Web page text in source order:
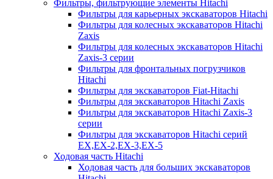
Фильтры, фильтрующие элементы Hitachi
Фильтры для карьерных экскаваторов Hitachi
Фильтры для колесных экскаваторов Hitachi
Zaxis
Фильтры для колесных экскаваторов Hitachi
Zaxis-3 серии
Фильтры для фронтальных погрузчиков
Hitachi
Фильтры для экскаваторов Fiat-Hitachi
Фильтры для экскаваторов Hitachi Zaxis
Фильтры для экскаваторов Hitachi Zaxis-3
серии
Фильтры для экскаваторов Hitachi серий
EX,EX-2,EX-3,EX-5
Ходовая часть Hitachi
Ходовая часть для больших экскаваторов